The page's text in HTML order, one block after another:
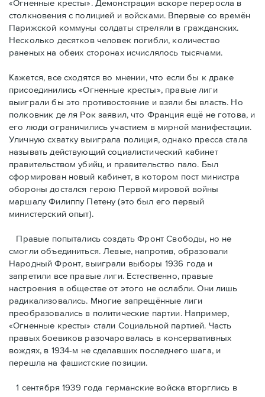
«Огненные кресты». Демонстрация вскоре переросла в
столкновения с полицией и войсками. Впервые со времён
Парижской коммуны солдаты стреляли в гражданских.
Несколько десятков человек погибли, количество
раненых на обеих сторонах исчислялось тысячами.
Кажется, все сходятся во мнении, что если бы к драке
присоединились «Огненные кресты», правые лиги
выиграли бы это противостояние и взяли бы власть. Но
полковник де ля Рок заявил, что Франция ещё не готова, и
его люди ограничились участием в мирной манифестации.
Уличную схватку выиграла полиция, однако пресса стала
называть действующий социалистический кабинет
правительством убийц, и правительство пало. Был
сформирован новый кабинет, в котором пост министра
обороны достался герою Первой мировой войны
маршалу Филиппу Петену (это был его первый
министерский опыт).
Правые пoпытались создать Фронт Свободы, но не
смогли объединиться. Левые, напротив, образовали
Народный Фронт, выиграли выборы 1936 года и
запретили все правые лиги. Естественно, правые
настроения в обществе от этого не ослабли. Они лишь
радикализовались. Многие запрещённые лиги
преобразовались в политические партии. Например,
«Огненные кресты» стали Социальной партией. Часть
правых боевиков разочаровалась в консервативных
вождях, в 1934-м не сделавших последнего шага, и
перешла на фашистские позиции.
1 сентября 1939 года германские войска вторглись в